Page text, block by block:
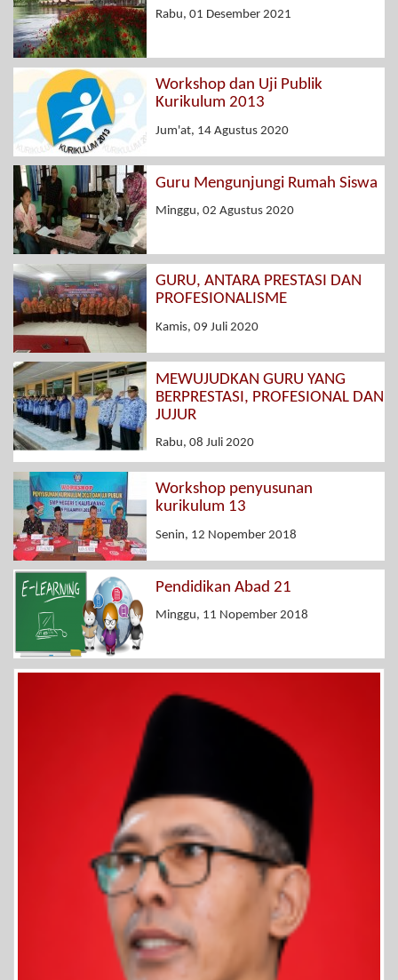
Rabu, 01 Desember 2021
Workshop dan Uji Publik
Kurikulum 2013
Jum'at, 14 Agustus 2020
Guru Mengunjungi Rumah Siswa
Minggu, 02 Agustus 2020
GURU, ANTARA PRESTASI DAN
PROFESIONALISME
Kamis, 09 Juli 2020
MEWUJUDKAN GURU YANG
BERPRESTASI, PROFESIONAL DAN
JUJUR
Rabu, 08 Juli 2020
Workshop penyusunan
kurikulum 13
Senin, 12 Nopember 2018
Pendidikan Abad 21
Minggu, 11 Nopember 2018